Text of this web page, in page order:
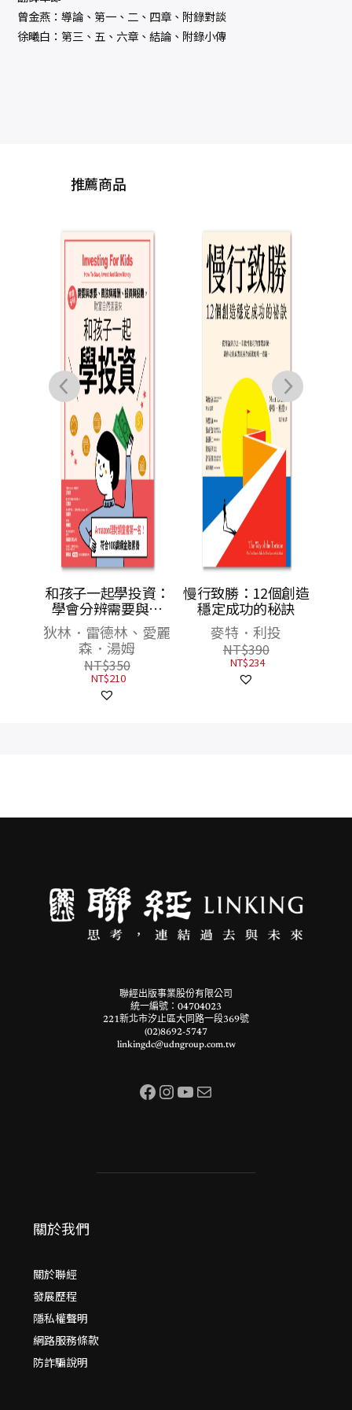
曾金燕：導論、第一、二、四章、附錄對談
徐曦白：第三、五、六章、結論、附錄小傳
推薦商品
和孩子一起學投資：
學會分辨需要與想
要、風險與報酬、投
資與投機，財富自然
滾滾來
狄林．雷德林、愛麗
森．湯姆
NT$350
NT$210
慢行致勝：12個創造
穩定成功的秘訣
麥特．利投
NT$390
NT$234
聯經出版事業股份有限公司
統一編號：04704023
221新北市汐止區大同路一段369號
(02)8692-5747
linkingdc@udngroup.com.tw
Facebook InstagramYouTube 電子郵件
關於我們
關於聯經
發展歷程
隱私權聲明
網路服務條款
防詐騙說明